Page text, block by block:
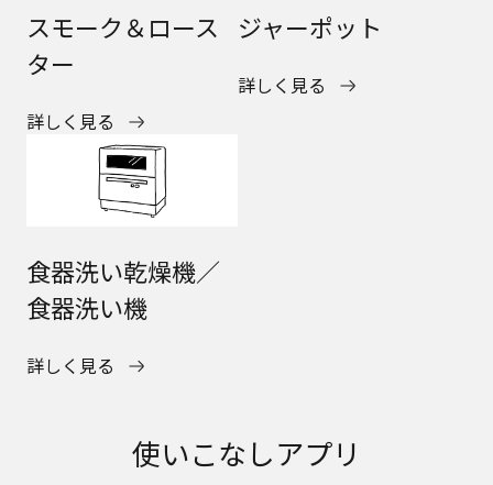
スモーク＆ロース
ター
詳しく見る
ジャーポット
詳しく見る
食器洗い乾燥機／
食器洗い機
詳しく見る
使いこなしアプリ